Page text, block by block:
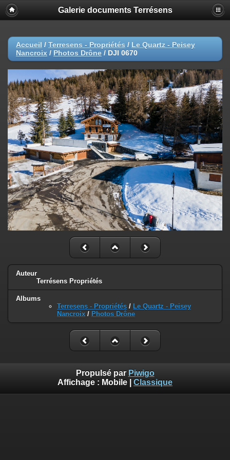
Galerie documents Terrésens
Accueil / Terresens - Propriétés / Le Quartz - Peisey
Nancroix / Photos Drône / DJI 0670
Auteur
Terrésens Propriétés
Albums
Terresens - Propriétés / Le Quartz - Peisey
Nancroix / Photos Drône
Propulsé par Piwigo
Affichage : Mobile Classique